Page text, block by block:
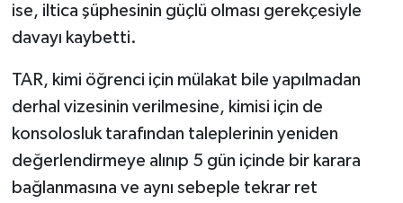
ise, iltica şüphesinin güçlü olması gerekçesiyle
davayı kaybetti.
TAR, kimi öğrenci için mülakat bile yapılmadan
derhal vizesinin verilmesine, kimisi için de
konsolosluk tarafından taleplerinin yeniden
değerlendirmeye alınıp 5 gün içinde bir karara
bağlanmasına ve aynı sebeple tekrar ret